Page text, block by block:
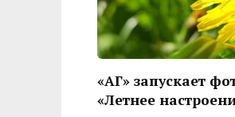
«АГ» запускает
«Летнее